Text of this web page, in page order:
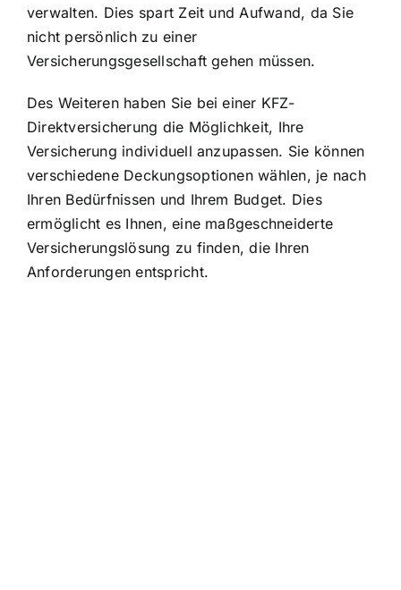
verwalten. Dies spart Zeit und Aufwand, da Sie
nicht persönlich zu einer
Versicherungsgesellschaft gehen müssen.
Des Weiteren haben Sie bei einer KFZ-
Direktversicherung die Möglichkeit, Ihre
Versicherung individuell anzupassen. Sie können
verschiedene Deckungsoptionen wählen, je nach
Ihren Bedürfnissen und Ihrem Budget. Dies
ermöglicht es Ihnen, eine maßgeschneiderte
Versicherungslösung zu finden, die Ihren
Anforderungen entspricht.